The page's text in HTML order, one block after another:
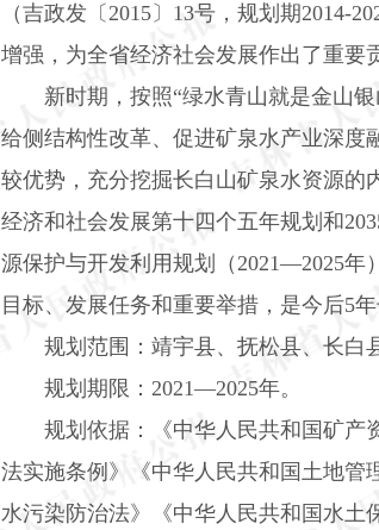
（吉政发〔 2015 〕 13号，规划期2014-
增强，为全省经济社会发展作出了重要
新时期，按照“绿水青山就是金山
给侧结构性改革、促进矿泉水产业深度
较优势，充分挖掘长白山矿泉水资源的
经济和社会发展第十四个五年规划和
源保护与开发利用规划（2021—2025年
目标、发展任务和重要举措，是今后5
规划范围：靖宇县、抚松县、长白
规划期限： 2021—2025年。
规划依据：《中华人民共和国矿产
法实施条例》《中华人民共和国土地管
水污染防治法》《中华人民共和国水土